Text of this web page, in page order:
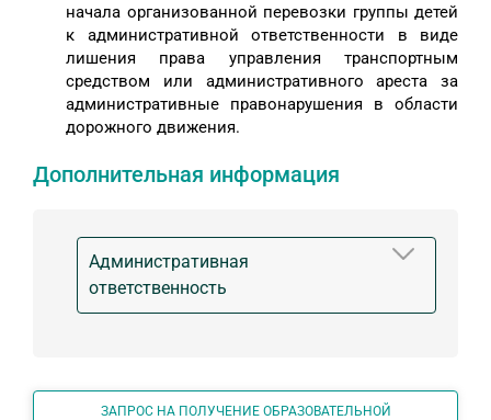
начала организованной перевозки группы детей
к административной ответственности в виде
лишения права управления транспортным
средством или административного ареста за
административные правонарушения в области
дорожного движения.
Дополнительная информация
Административная
ответственность
ЗАПРОС НА ПОЛУЧЕНИЕ ОБРАЗОВАТЕЛЬНОЙ